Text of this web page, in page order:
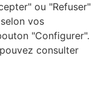
le
de
ou "Refuser"
vos
"Configurer".
consulter